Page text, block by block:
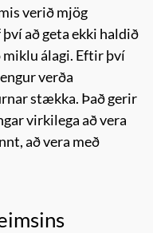
verið mjög
að geta ekki haldið
álagi. Eftir því
verða
stækka. Það gerir
virkilega að vera
að vera með